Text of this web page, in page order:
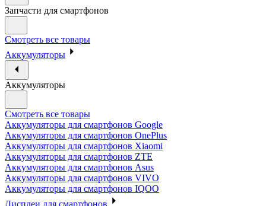
Запчасти для смартфонов
Смотреть все товары
Аккумуляторы
Аккумуляторы
Смотреть все товары
Аккумуляторы для смартфонов Google
Аккумуляторы для смартфонов OnePlus
Аккумуляторы для смартфонов Xiaomi
Аккумуляторы для смартфонов ZTE
Аккумуляторы для cмартфонов Asus
Аккумуляторы для смартфонов VIVO
Аккумуляторы для смартфонов IQOO
Дисплеи для смартфонов